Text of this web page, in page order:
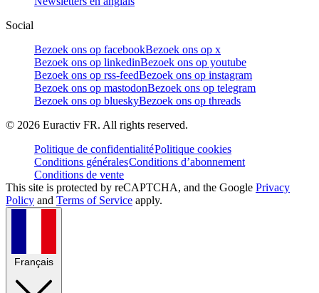
Social
Bezoek ons op facebookBezoek ons op x
Bezoek ons op linkedinBezoek ons op youtube
Bezoek ons op rss-feedBezoek ons op instagram
Bezoek ons op mastodonBezoek ons op telegram
Bezoek ons op blueskyBezoek ons op threads
© 2026 Euractiv FR. All rights reserved.
Politique de confidentialitéPolitique cookies
Conditions généralesConditions d’abonnement
Conditions de vente
This site is protected by reCAPTCHA, and the Google Privacy
Policy and Terms of Service apply.
Français